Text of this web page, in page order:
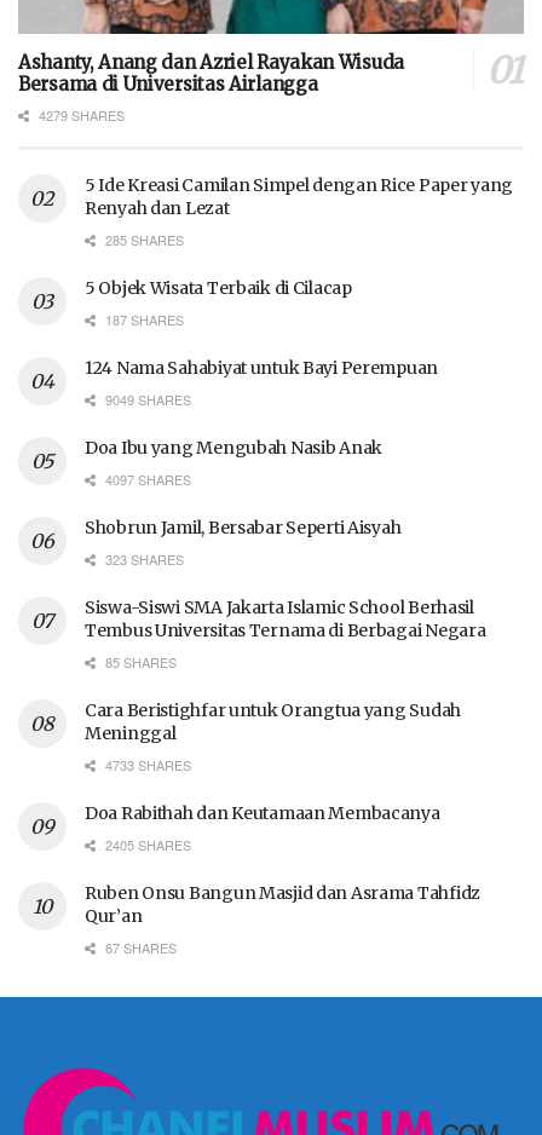
Ashanty, Anang dan Azriel Rayakan Wisuda
Bersama di Universitas Airlangga
4279 SHARES
5 Ide Kreasi Camilan Simpel dengan Rice Paper yang
Renyah dan Lezat
285 SHARES
5 Objek Wisata Terbaik di Cilacap
187 SHARES
124 Nama Sahabiyat untuk Bayi Perempuan
9049 SHARES
Doa Ibu yang Mengubah Nasib Anak
4097 SHARES
Shobrun Jamil, Bersabar Seperti Aisyah
323 SHARES
Siswa-Siswi SMA Jakarta Islamic School Berhasil
Tembus Universitas Ternama di Berbagai Negara
85 SHARES
Cara Beristighfar untuk Orangtua yang Sudah
Meninggal
4733 SHARES
Doa Rabithah dan Keutamaan Membacanya
2405 SHARES
Ruben Onsu Bangun Masjid dan Asrama Tahfidz
Qur’an
67 SHARES